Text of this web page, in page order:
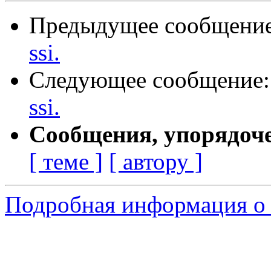
Предыдущее
ssi.
Следующее
ssi.
Сообщения,
[ теме ] [ автору ]
Подробная информация